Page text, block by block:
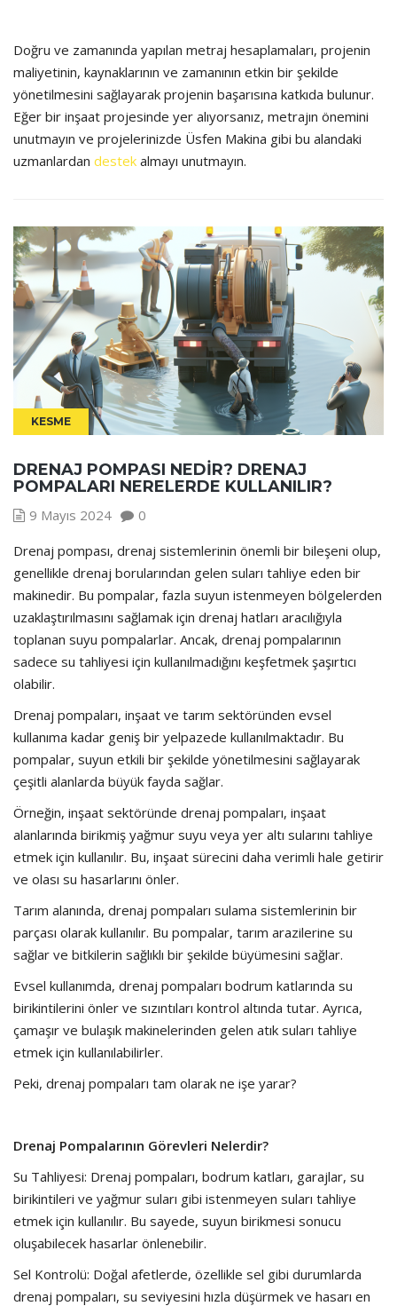
Doğru ve zamanında yapılan metraj hesaplamaları, projenin
maliyetinin, kaynaklarının ve zamanının etkin bir şekilde
yönetilmesini sağlayarak projenin başarısına katkıda bulunur.
Eğer bir inşaat projesinde yer alıyorsanız, metrajın önemini
unutmayın ve projelerinizde Üsfen Makina gibi bu alandaki
uzmanlardan destek almayı unutmayın.
KESME
DRENAJ POMPASI NEDIR? DRENAJ
POMPALARI NERELERDE KULLANILIR?
9 Mayıs 2024
0
Drenaj pompası, drenaj sistemlerinin önemli bir bileşeni olup,
genellikle drenaj borularından gelen suları tahliye eden bir
makinedir. Bu pompalar, fazla suyun istenmeyen bölgelerden
uzaklaştırılmasını sağlamak için drenaj hatları aracılığıyla
toplanan suyu pompalarlar. Ancak, drenaj pompalarının
sadece su tahliyesi için kullanılmadığını keşfetmek şaşırtıcı
olabilir.
Drenaj pompaları, inşaat ve tarım sektöründen evsel
kullanıma kadar geniş bir yelpazede kullanılmaktadır. Bu
pompalar, suyun etkili bir şekilde yönetilmesini sağlayarak
çeşitli alanlarda büyük fayda sağlar.
Örneğin, inşaat sektöründe drenaj pompaları, inşaat
alanlarında birikmiş yağmur suyu veya yer altı sularını tahliye
etmek için kullanılır. Bu, inşaat sürecini daha verimli hale getirir
ve olası su hasarlarını önler.
Tarım alanında, drenaj pompaları sulama sistemlerinin bir
parçası olarak kullanılır. Bu pompalar, tarım arazilerine su
sağlar ve bitkilerin sağlıklı bir şekilde büyümesini sağlar.
Evsel kullanımda, drenaj pompaları bodrum katlarında su
birikintilerini önler ve sızıntıları kontrol altında tutar. Ayrıca,
çamaşır ve bulaşık makinelerinden gelen atık suları tahliye
etmek için kullanılabilirler.
Peki, drenaj pompaları tam olarak ne işe yarar?
Drenaj Pompalarının Görevleri Nelerdir?
Su Tahliyesi: Drenaj pompaları, bodrum katları, garajlar, su
birikintileri ve yağmur suları gibi istenmeyen suları tahliye
etmek için kullanılır. Bu sayede, suyun birikmesi sonucu
oluşabilecek hasarlar önlenebilir.
Sel Kontrolü: Doğal afetlerde, özellikle sel gibi durumlarda
drenaj pompaları, su seviyesini hızla düşürmek ve hasarı en